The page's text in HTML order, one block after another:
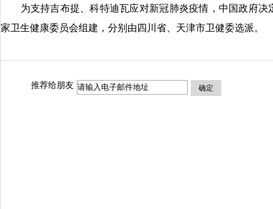
为支持吉布提、科特迪瓦应对新冠肺炎疫情，中国政府决
家卫生健康委员会组建，分别由四川省、天津市卫健委选派。
推荐给朋友 确定